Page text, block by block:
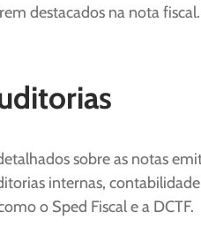
destacados na nota
sobre as notas
internas,
o Sped Fiscal e a DCTF.